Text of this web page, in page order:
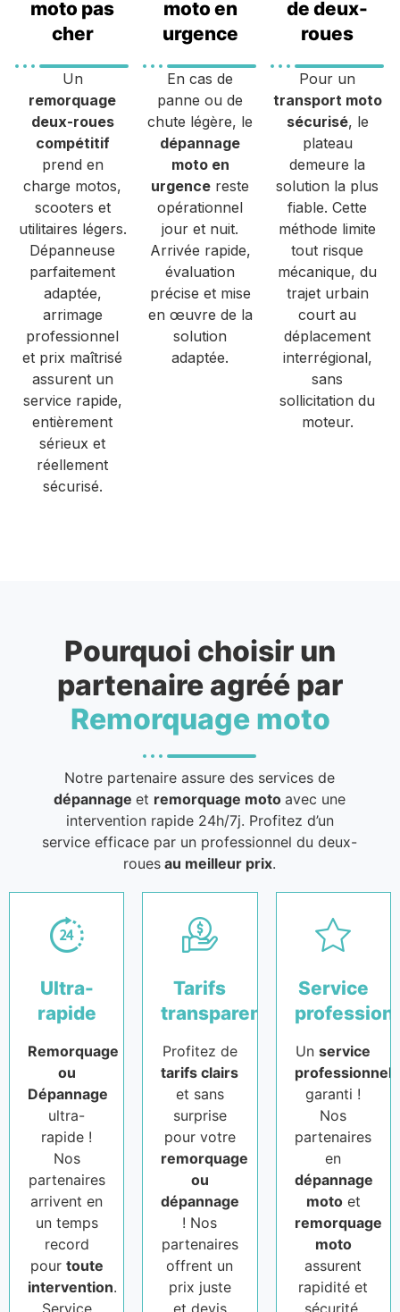
moto pas
cher
Un
remorquage
deux-roues
compétitif
prend en
charge motos,
scooters et
utilitaires légers.
Dépanneuse
parfaitement
adaptée,
arrimage
professionnel
et prix maîtrisé
assurent un
service rapide,
entièrement
sérieux et
réellement
sécurisé.
moto en
urgence
En cas de
panne ou de
chute légère, le
dépannage
moto en
urgence reste
opérationnel
jour et nuit.
Arrivée rapide,
évaluation
précise et mise
en œuvre de la
solution
adaptée.
de deux-
roues
Pour un
transport moto
sécurisé, le
plateau
demeure la
solution la plus
fiable. Cette
méthode limite
tout risque
mécanique, du
trajet urbain
court au
déplacement
interrégional,
sans
sollicitation du
moteur.
Pourquoi choisir un
partenaire agréé par
Remorquage moto
Notre partenaire assure des services de
dépannageet remorquage motoavec une
intervention rapide 24h/7j. Profitez d’un
service efficace par un professionnel du deux-
roues au meilleur prix.
Ultra-
rapide
Remorquage
ou
Dépannage
ultra-
rapide !
Nos
partenaires
arrivent en
un temps
record
pour toute
intervention.
Tarifs
transparents
Profitez de
tarifs clairs
et sans
surprise
pour votre
remorquage
ou
dépannage
! Nos
partenaires
offrent un
prix juste
Service
Unservice
professionnel
garanti !
Nos
partenaires
en
dépannage
motoet
remorquage
moto
assurent
rapidité et